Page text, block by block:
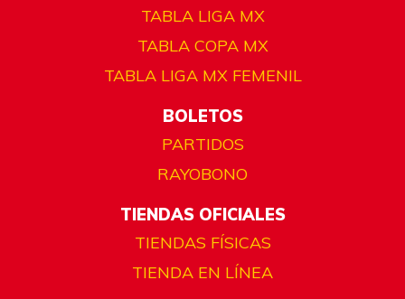
TABLA LIGA MX
TABLA COPA MX
TABLA LIGA MX FEMENIL
BOLETOS
PARTIDOS
RAYOBONO
TIENDAS OFICIALES
TIENDAS FÍSICAS
TIENDA EN LÍNEA